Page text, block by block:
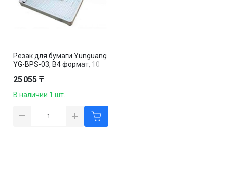
Резак для бумаги Yunguang
YG-BPS-03, B4 формат, 10
сабельный
25 055 ₸
В наличии 1 шт.